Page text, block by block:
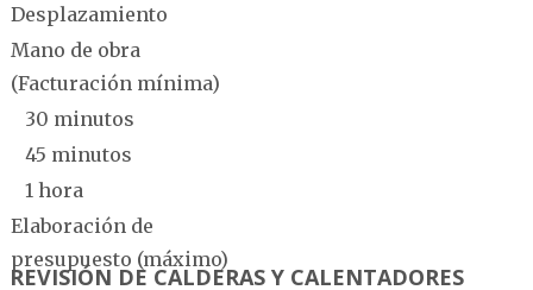
Desplazamiento
Mano de obra
(Facturación mínima)
30 minutos
45 minutos
1 hora
Elaboración de
presupuesto (máximo)
REVISIÓN DE CALDERAS Y CALENTADORES